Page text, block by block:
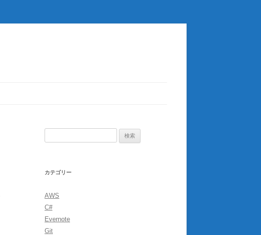
カテゴリー
AWS
C#
Evernote
Git